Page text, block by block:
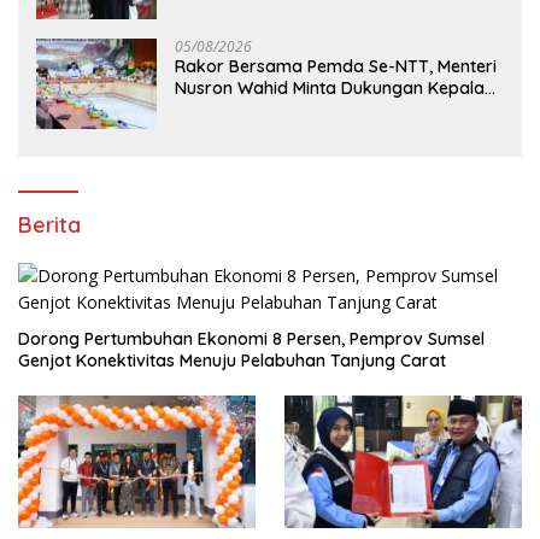
05/08/2026
Rakor Bersama Pemda Se-NTT, Menteri
Nusron Wahid Minta Dukungan Kepala
Berita
Dorong Pertumbuhan Ekonomi 8 Persen, Pemprov Sumsel
Genjot Konektivitas Menuju Pelabuhan Tanjung Carat